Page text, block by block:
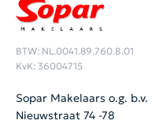
BTW: NL.0041.89.760.B.01
KvK: 36004715
Sopar Makelaars o.g. b.v.
Nieuwstraat 74 -78